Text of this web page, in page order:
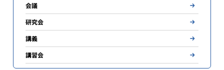
会議
研究会
講義
講習会